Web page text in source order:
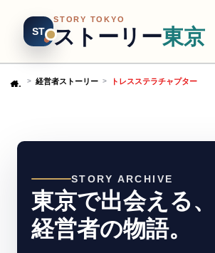
ST
STORY TOKYO
ストーリー東京
Home 経営者ストーリー トレスステラチャプター
STORY ARCHIVE
東京で出会える、
経営者の物語。